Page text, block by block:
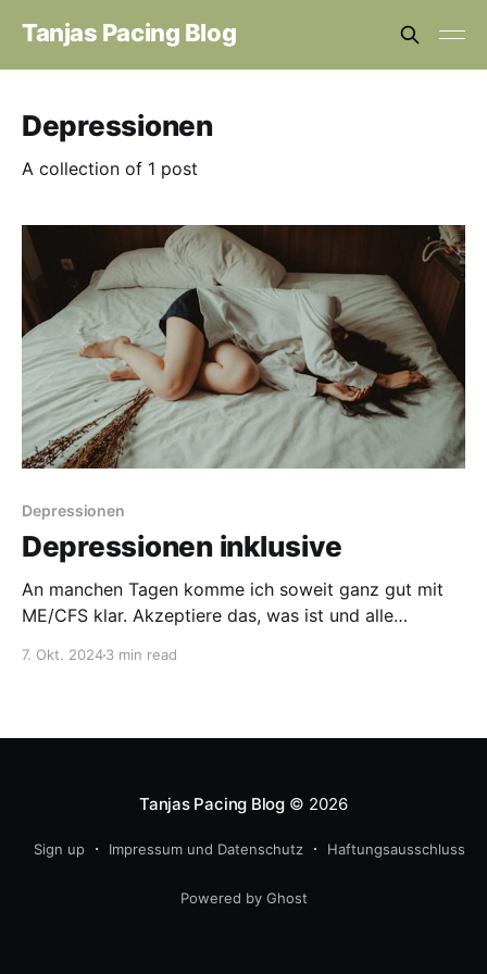
Tanjas Pacing Blog
Depressionen
A collection of 1 post
Depressionen
Depressionen inklusive
An manchen Tagen komme ich soweit ganz gut mit
ME/CFS klar. Akzeptiere das, was ist und alle
7. Okt. 20243 min read
Tanjas Pacing Blog© 2026
Sign up Impressum und Datenschutz Haftungsausschluss
Powered by Ghost